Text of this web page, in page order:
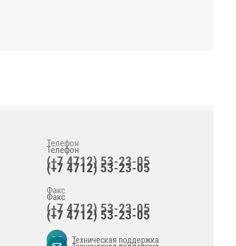
Телефон
(+7 4712) 53-23-05
Факс
(+7 4712) 53-23-05